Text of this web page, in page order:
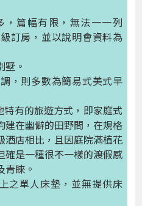
，篇幅有限，無法一一列
訂房，並以說明會資料為
墅。
，則多數為簡易式美式早
有的旅遊方式，即家庭式
建在幽僻的田野間，在規格
酒店相比，且因庭院滿植花
確是一種很不一樣的渡假感
青睞。
之單人床墊，並無提供床